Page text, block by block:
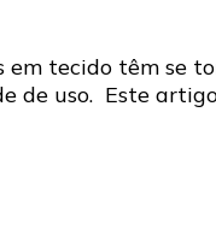
em tecido têm se
de uso. Este